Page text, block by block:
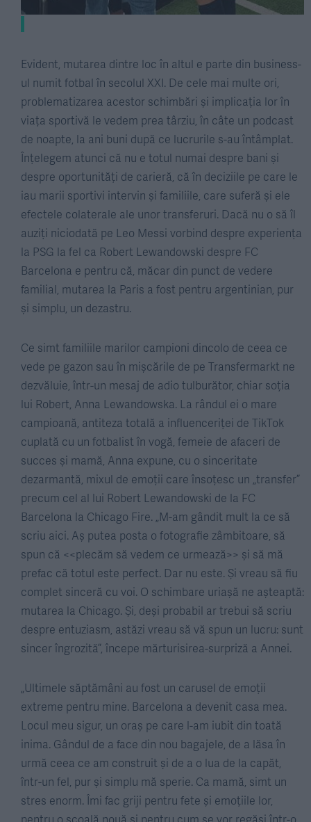
Evident, mutarea dintre loc în altul e parte din business-
ul numit fotbal în secolul XXI. De cele mai multe ori,
problematizarea acestor schimbări și implicația lor în
viața sportivă le vedem prea târziu, în câte un podcast
de noapte, la ani buni după ce lucrurile s-au întâmplat.
Înțelegem atunci că nu e totul numai despre bani și
despre oportunități de carieră, că în deciziile pe care le
iau marii sportivi intervin și familiile, care suferă și ele
efectele colaterale ale unor transferuri. Dacă nu o să îl
auziți niciodată pe Leo Messi vorbind despre experiența
la PSG la fel ca Robert Lewandowski despre FC
Barcelona e pentru că, măcar din punct de vedere
familial, mutarea la Paris a fost pentru argentinian, pur
și simplu, un dezastru.
Ce simt familiile marilor campioni dincolo de ceea ce
vede pe gazon sau în mișcările de pe Transfermarkt ne
dezvăluie, într-un mesaj de adio tulburător, chiar soția
lui Robert, Anna Lewandowska. La rândul ei o mare
campioană, antiteza totală a influenceriței de TikTok
cuplată cu un fotbalist în vogă, femeie de afaceri de
succes și mamă, Anna expune, cu o sinceritate
dezarmantă, mixul de emoții care însoțesc un „transfer”
precum cel al lui Robert Lewandowski de la FC
Barcelona la Chicago Fire. „M-am gândit mult la ce să
scriu aici. Aș putea posta o fotografie zâmbitoare, să
spun că <<plecăm să vedem ce urmează>> și să mă
prefac că totul este perfect. Dar nu este. Și vreau să fiu
complet sinceră cu voi. O schimbare uriașă ne așteaptă:
mutarea la Chicago. Și, deși probabil ar trebui să scriu
despre entuziasm, astăzi vreau să vă spun un lucru: sunt
sincer îngrozită”, începe mărturisirea-surpriză a Annei.
„Ultimele săptămâni au fost un carusel de emoții
extreme pentru mine. Barcelona a devenit casa mea.
Locul meu sigur, un oraș pe care l-am iubit din toată
inima. Gândul de a face din nou bagajele, de a lăsa în
urmă ceea ce am construit și de a o lua de la capăt,
într-un fel, pur și simplu mă sperie. Ca mamă, simt un
stres enorm. Îmi fac griji pentru fete și emoțiile lor,